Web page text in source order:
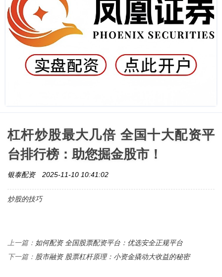
杠杆炒股最大几倍 全国十大配资平
台排行榜：助您掘金股市！
银泰配资 2025-11-10 10:41:02
炒股的技巧
上一篇： 如何配资 全国股票配资平台：优选安全正规平台
下一篇： 股市融资 股票杠杆原理：小资金撬动大收益的秘密